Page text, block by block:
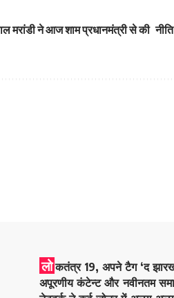
मरांडी ने आज शाम प्रधानमंत्री से की
लो कतंत्र 19, अपने टैग ‘द
अपूरणीय कंटेन्ट और नवीनतम